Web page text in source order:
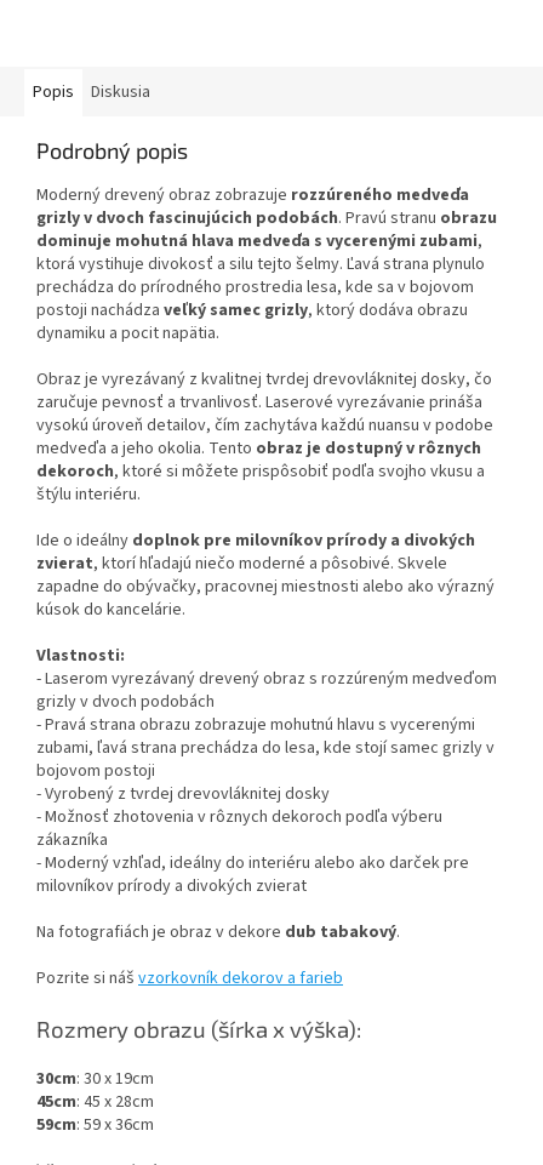
Popis Diskusia
Podrobný popis
Moderný drevený obraz zobrazuje rozzúreného medveďa
grizly v dvoch fascinujúcich podobách. Pravú stranu obrazu
dominuje mohutná hlava medveďa s vycerenými zubami,
ktorá vystihuje divokosť a silu tejto šelmy. Ľavá strana plynulo
prechádza do prírodného prostredia lesa, kde sa v bojovom
postoji nachádza veľký samec grizly, ktorý dodáva obrazu
dynamiku a pocit napätia.
Obraz je vyrezávaný z kvalitnej tvrdej drevovláknitej dosky, čo
zaručuje pevnosť a trvanlivosť. Laserové vyrezávanie prináša
vysokú úroveň detailov, čím zachytáva každú nuansu v podobe
medveďa a jeho okolia. Tento obraz je dostupný v rôznych
dekoroch, ktoré si môžete prispôsobiť podľa svojho vkusu a
štýlu interiéru.
Ide o ideálny doplnok pre milovníkov prírody a divokých
zvierat, ktorí hľadajú niečo moderné a pôsobivé. Skvele
zapadne do obývačky, pracovnej miestnosti alebo ako výrazný
kúsok do kancelárie.
Vlastnosti:
- Laserom vyrezávaný drevený obraz s rozzúreným medveďom
grizly v dvoch podobách
- Pravá strana obrazu zobrazuje mohutnú hlavu s vycerenými
zubami, ľavá strana prechádza do lesa, kde stojí samec grizly v
bojovom postoji
- Vyrobený z tvrdej drevovláknitej dosky
- Možnosť zhotovenia v rôznych dekoroch podľa výberu
zákazníka
- Moderný vzhľad, ideálny do interiéru alebo ako darček pre
milovníkov prírody a divokých zvierat
Na fotografiách je obraz v dekore dub tabakový.
Pozrite si náš vzorkovník dekorov a farieb
Rozmery obrazu (šírka x výška):
30cm: 30 x 19cm
45cm: 45 x 28cm
59cm: 59 x 36cm